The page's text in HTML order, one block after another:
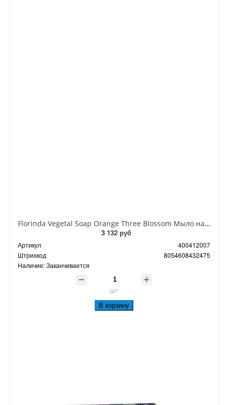
Florinda Vegetal Soap Orange Three Blossom Мыло натуральное на основе растительных масел Цветок апельсинового дерева 300 гр
3 132 руб
Артикул
400412007
Штрихкод
8054608432475
Наличие:Заканчивается
шт
В корзину